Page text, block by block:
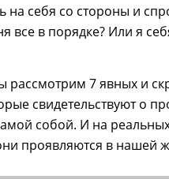
на себя со стороны и
все в порядке? Или я
рассмотрим 7 явных и
свидетельствуют о
собой. И на
проявляются в нашей